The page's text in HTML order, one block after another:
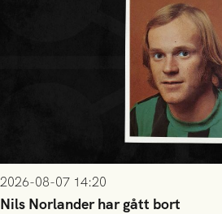
2026-08-07 14:20
Nils Norlander har gått bort